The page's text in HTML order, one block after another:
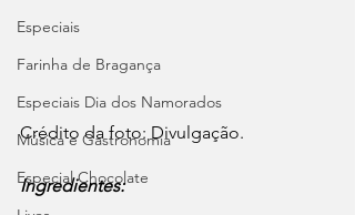
Especiais
Farinha de Bragança
Especiais Dia dos Namorados
Música e Gastronomia
Especial Chocolate
Crédito da foto: Divulgação.
Ingredientes: